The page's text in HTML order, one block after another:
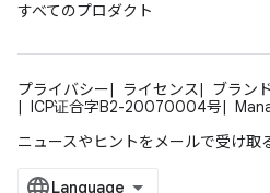
すべてのプロダクト
プライバシー ライセンス
ブラン
ICP证合字B2-20070004号
ニュースやヒントをメールで受け取